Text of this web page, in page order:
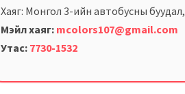
Хаяг: Монгол 3-ийн автобусны
Мэйл хаяг: mcolors107@gmail.com
Утас: 7730-1532